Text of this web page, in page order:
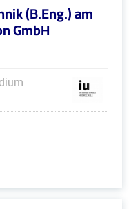
(B.Eng.) am
GmbH